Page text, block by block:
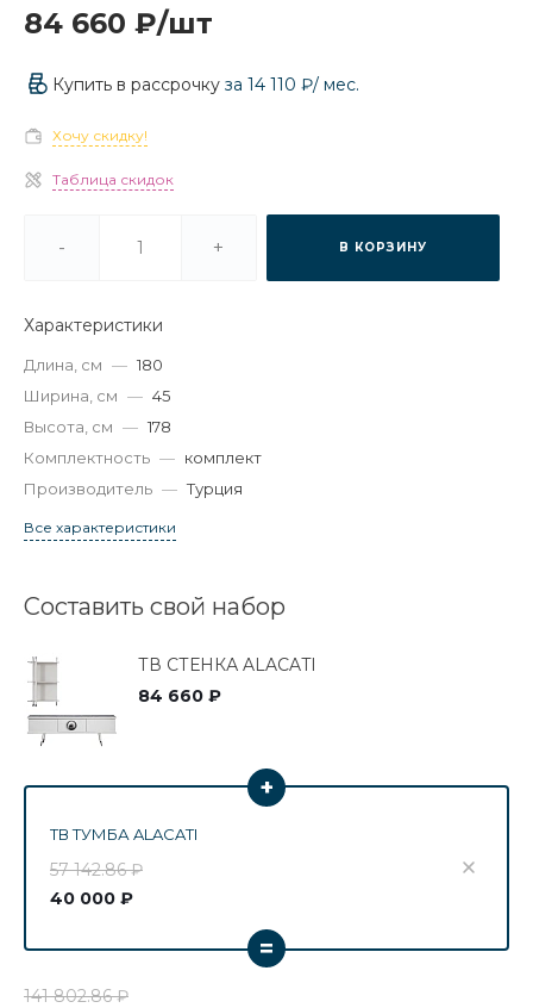
84 660 ₽/шт
Купить в рассрочку за 14 110 ₽/ мес.
Хочу скидку!
Таблица скидок
- + В КОРЗИНУ
Характеристики
Длина, см — 180
Ширина, см — 45
Высота, см — 178
Комплектность — комплект
Производитель — Турция
Все характеристики
Составить свой набор
ТВ СТЕНКА ALACATI
84 660 ₽
ТВ ТУМБА ALACATI
57 142.86 ₽
40 000 ₽
+
=
141 802.86 ₽